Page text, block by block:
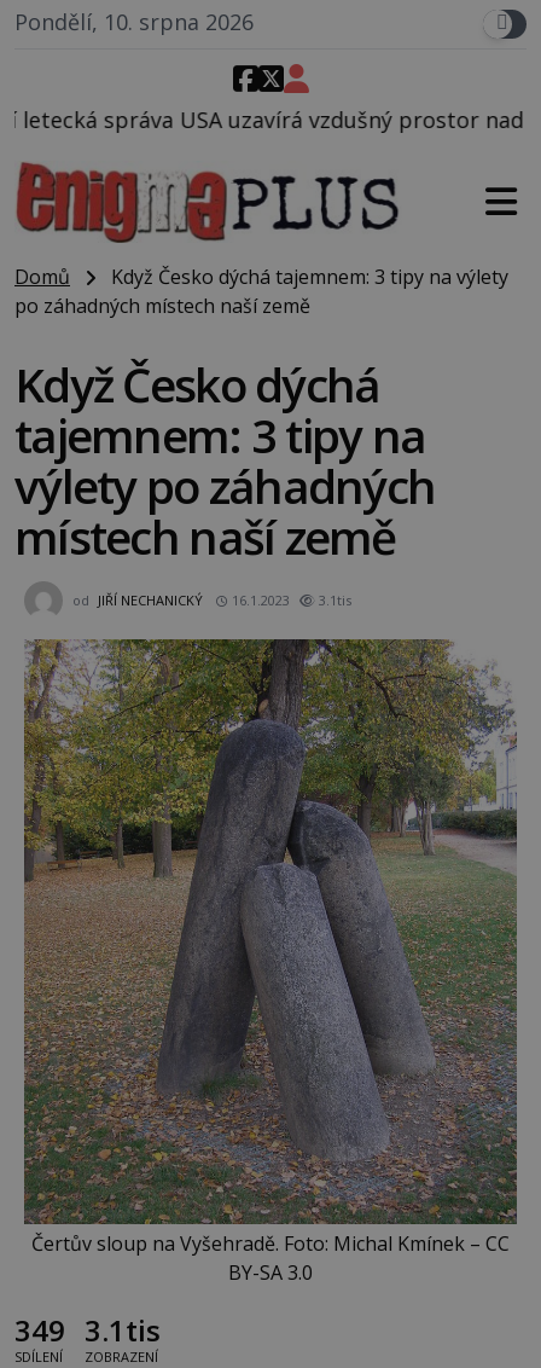
Pondělí, 10. srpna 2026
vzdušný prostor nad Oblastí 51, mohlo to
Domů
Když Česko dýchá tajemnem: 3 tipy na výlety
po záhadných místech naší země
Když Česko dýchá
tajemnem: 3 tipy na
výlety po záhadných
místech naší země
od JIŘÍ NECHANICKÝ 16.1.2023 3.1tis
Čertův sloup na Vyšehradě. Foto: Michal Kmínek – CC
BY-SA 3.0
349
SDÍLENÍ
3.1tis
ZOBRAZENÍ